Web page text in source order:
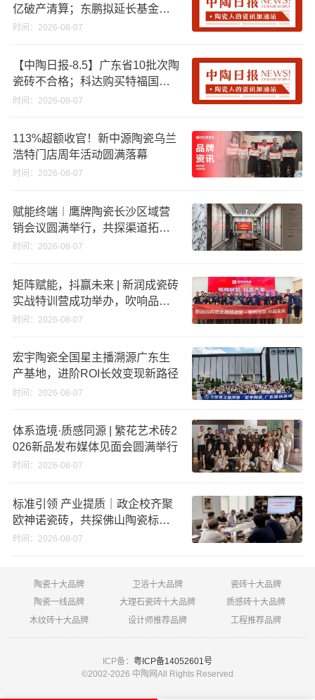
亿破产清算；东鹏拟延长基金投
资期限；工信部开展建陶行业能
时间：2026-08-07
【中陶日报-8.5】广东省10批次陶
瓷砖不合格；科达购买特福国际
股份申请未通过；蒙娜丽莎5千万
破18亿元
时间：2026-08-07
113%超额收官！新中源陶瓷乌兰
浩特门店周年活动圆满落幕
时间：2026-08-07
赋能终端︱鹰牌陶瓷长沙区域营
销会议圆满举行，共探渠道拓展
与门店升级新路径
时间：2026-08-07
矩阵赋能，抖赢未来 | 新润成瓷砖
实战特训营成功举办，吹响品牌
秋季营销冲锋号！
时间：2026-08-07
宏宇陶瓷全国星主播溯源广东生
产基地，进阶ROI长效变现新路径
时间：2026-08-07
体系造境·质感同源 | 繁花艺术砖2
026新品发布媒体见面会圆满举行
时间：2026-08-07
标准引领 产业提质｜政企校齐聚
欧神诺瓷砖，共探佛山陶瓷标准
化发展新路径
时间：2026-08-07
陶瓷十大品牌 卫浴十大品牌
瓷砖十大品牌
陶瓷一线品牌
大理石瓷砖十大品牌
质感砖十大品牌
木纹砖十大品牌
设计师推荐品牌 工程推荐品牌
ICP备： 粤ICP备14052601号
©2002-2026 中陶网All Rights Reserved